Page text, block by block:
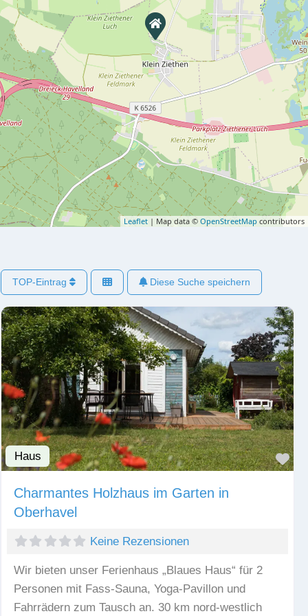
Leaflet | Map data © OpenStreetMap contributors
TOP-Eintrag Diese Suche speichern
Haus
Charmantes Holzhaus im Garten in
Oberhavel
Keine Rezensionen
Wir bieten unser Ferienhaus „Blaues Haus“ für 2
Personen mit Fass-Sauna, Yoga-Pavillon und
Fahrrädern zum Tausch an. 30 km nord-westlich